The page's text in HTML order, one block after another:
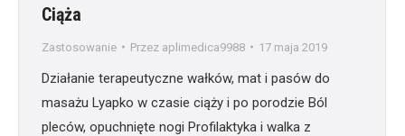
Ciąża
Zastosowanie Przez aplimedica9988 17 maja 2019
Działanie terapeutyczne wałków, mat i pasów do
masażu Lyapko w czasie ciąży i po porodzie Ból
pleców, opuchnięte nogi Profilaktyka i walka z